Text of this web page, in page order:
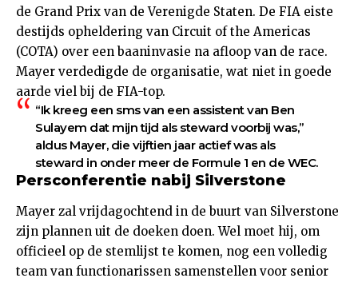
de Grand Prix van de Verenigde Staten. De FIA eiste
destijds opheldering van Circuit of the Americas
(COTA) over een baaninvasie na afloop van de race.
Mayer verdedigde de organisatie, wat niet in goede
aarde viel bij de FIA-top.
“Ik kreeg een sms van een assistent van Ben
Sulayem dat mijn tijd als steward voorbij was,”
aldus Mayer, die vijftien jaar actief was als
steward in onder meer de Formule 1 en de WEC.
Persconferentie nabij Silverstone
Mayer zal vrijdagochtend in de buurt van Silverstone
zijn plannen uit de doeken doen. Wel moet hij, om
officieel op de stemlijst te komen, nog een volledig
team van functionarissen samenstellen voor senior